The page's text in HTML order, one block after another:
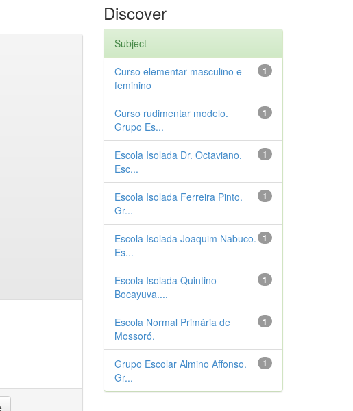
Discover
Subject
1
Curso elementar masculino e
feminino
1
Curso rudimentar modelo.
Grupo Es...
1
Escola Isolada Dr. Octaviano.
Esc...
1
Escola Isolada Ferreira Pinto.
Gr...
1
Escola Isolada Joaquim Nabuco.
Es...
1
Escola Isolada Quintino
Bocayuva....
1
Escola Normal Primária de
Mossoró.
1
Grupo Escolar Almino Affonso.
Gr...